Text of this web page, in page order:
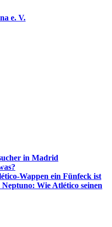
in Madrid
Wappen ein Fünfeck ist
Wie Atlético seinen